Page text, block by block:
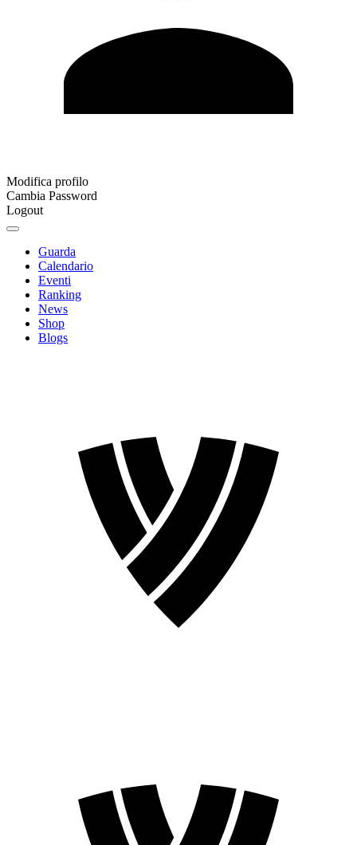
Modifica profilo
Cambia Password
Logout
Guarda
Calendario
Eventi
Ranking
News
Shop
Blogs